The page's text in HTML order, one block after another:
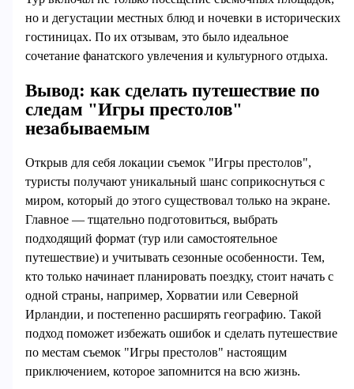
но и дегустации местных блюд и ночевки в исторических
гостиницах. По их отзывам, это было идеальное
сочетание фанатского увлечения и культурного отдыха.
Вывод: как сделать путешествие по
следам "Игры престолов"
незабываемым
Открыв для себя локации съемок "Игры престолов",
туристы получают уникальный шанс соприкоснуться с
миром, который до этого существовал только на экране.
Главное — тщательно подготовиться, выбрать
подходящий формат (тур или самостоятельное
путешествие) и учитывать сезонные особенности. Тем,
кто только начинает планировать поездку, стоит начать с
одной страны, например, Хорватии или Северной
Ирландии, и постепенно расширять географию. Такой
подход поможет избежать ошибок и сделать путешествие
по местам съемок "Игры престолов" настоящим
приключением, которое запомнится на всю жизнь.